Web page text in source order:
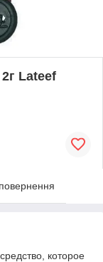
Lateef
которое